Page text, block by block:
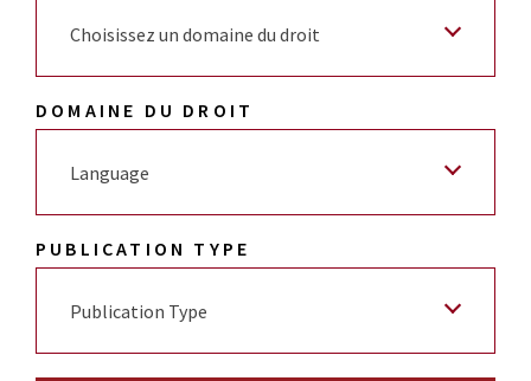
Choisissez un domaine du droit
DOMAINE DU DROIT
Language
PUBLICATION TYPE
Publication Type